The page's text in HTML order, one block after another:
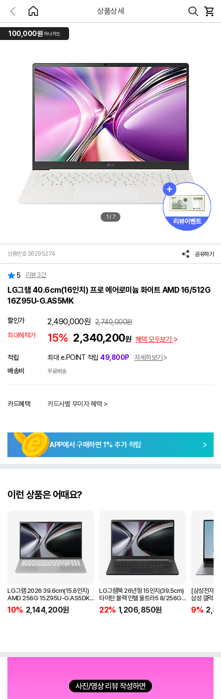
상품상세
100,000원 하나카드
1 / 7
상품번호 S6295274 공유하기
5 리뷰 3건
LG그램 40.6cm(16인치) 프로 에어로미늄 화이트 AMD 16/512G
16Z95U-G.AS5MK
할인가 2,490,000원 2,740,000원
최대혜택가
15% 2,340,200원 혜택 모두보기
적립 최대 e.POINT 적립 49,800P
자세히보기
배송비
무료배송
카드혜택 카드사별 무이자 혜택 >
APP에서 구매하면 1% 추가 적립
이런 상품은 어때요?
LG그램 2026 39.6cm(15.6인치)
AMD 256G 15Z95U-G.AS5DK /
WIN11
10% 2,144,200원
LG그램북 26년형 15인치(39.5cm)
타이탄 블랙 인텔 울트라5 8/256G
15U50U-G.AR50K
22% 1,206,850원
[삼성전자/
삼성 갤럭시
(40.6cm)
9%